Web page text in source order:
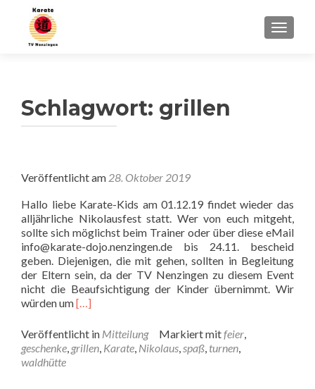
Schlagwort: grillen
Veröffentlicht am 28. Oktober 2019
Hallo liebe Karate-Kids am 01.12.19 findet wieder das
alljährliche Nikolausfest statt. Wer von euch mitgeht,
sollte sich möglichst beim Trainer oder über diese eMail
info@karate-dojo.nenzingen.de bis 24.11. bescheid
geben. Diejenigen, die mit gehen, sollten in Begleitung
der Eltern sein, da der TV Nenzingen zu diesem Event
nicht die Beaufsichtigung der Kinder übernimmt. Wir
würden umRead
about
Nikolausfeier
[…]
Veröffentlicht in Mitteilung Markiert mitfeier,
geschenke, grillen, Karate, Nikolaus,spaß, turnen,
waldhütte